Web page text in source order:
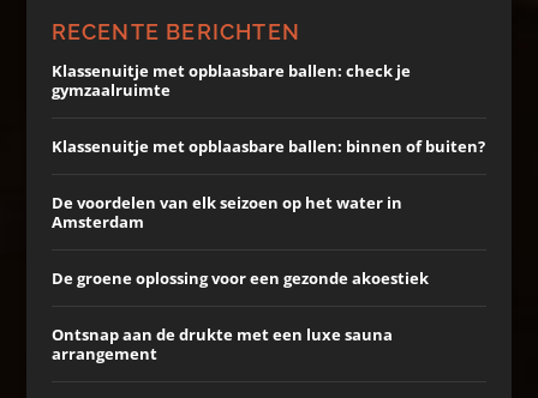
RECENTE BERICHTEN
Klassenuitje met opblaasbare ballen: check je
gymzaalruimte
Klassenuitje met opblaasbare ballen: binnen of buiten?
De voordelen van elk seizoen op het water in
Amsterdam
De groene oplossing voor een gezonde akoestiek
Ontsnap aan de drukte met een luxe sauna
arrangement